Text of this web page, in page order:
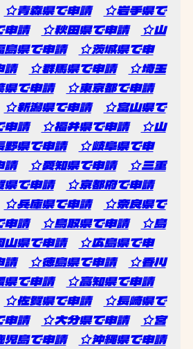
☆青森県で申請
☆岩手県で
請 ☆秋田県で申請
☆山
県で申請
☆茨城県で申
請 ☆群馬県で申請
☆埼玉
で申請
☆東京都で申請
☆新潟県で申請
☆富山県で
請 ☆福井県で申請
☆山
県で申請
☆岐阜県で申
請 ☆愛知県で申請
☆三重
で申請
☆京都府で申請
☆兵庫県で申請
☆奈良県で
請 ☆鳥取県で申請
☆島
県で申請
☆広島県で申
請 ☆徳島県で申請
☆香川
で申請
☆高知県で申請
☆佐賀県で申請
☆長崎県で
請 ☆大分県で申請
☆宮
島で申請 ☆沖縄県で申請